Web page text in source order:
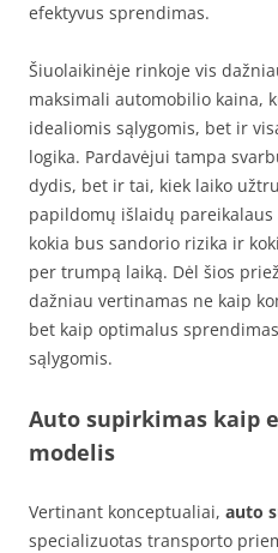
efektyvus sprendimas.
Šiuolaikinėje rinkoje vis
maksimali automobilio kaina,
idealiomis sąlygomis, bet ir
logika. Pardavėjui tampa
dydis, bet ir tai, kiek laiko
papildomų išlaidų
kokia bus sandorio rizika ir
per trumpą laiką. Dėl šios
dažniau vertinamas ne kaip
bet kaip optimalus
sąlygomis.
Auto supirkimas kaip
modelis
Vertinant konceptualiai, auto
specializuotas transporto